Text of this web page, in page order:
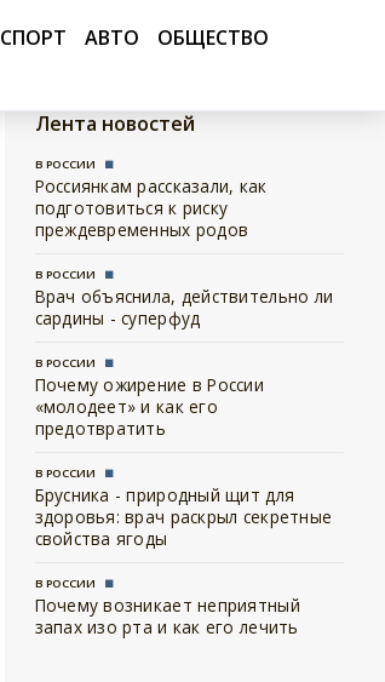
СПОРТ АВТО ОБЩЕСТВО
Лента новостей
В РОССИИ
Россиянкам рассказали, как
подготовиться к риску
преждевременных родов
В РОССИИ
Врач объяснила, действительно ли
сардины - суперфуд
В РОССИИ
Почему ожирение в России
«молодеет» и как его
предотвратить
В РОССИИ
Брусника - природный щит для
здоровья: врач раскрыл секретные
свойства ягоды
В РОССИИ
Почему возникает неприятный
запах изо рта и как его лечить